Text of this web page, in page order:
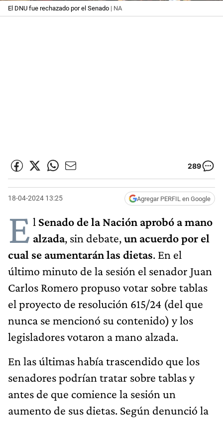
El DNU fue rechazado por el Senado | NA
289
18-04-2024 13:25 Agregar PERFIL en Google
E l Senado de la Nación aprobó a mano
alzada, sin debate,un acuerdo por el
cual se aumentarán las dietas. En el
último minuto de la sesión el senador Juan
Carlos Romero propuso votar sobre tablas
el proyecto de resolución 615/24 (del que
nunca se mencionó su contenido) y los
legisladores votaron a mano alzada.
En las últimas había trascendido que los
senadores podrían tratar sobre tablas y
antes de que comience la sesión un
aumento de sus dietas. Según denunció la